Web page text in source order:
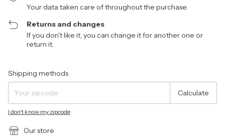
Your data taken care of throughout the purchase.
Returns and changes
If you don't like it, you can change it for another one or
return it.
Shipping for zipcode:
Shipping methods
Calculate
I don't know my zipcode
Our store